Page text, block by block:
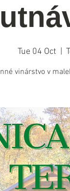
Tue 04 Oct
vinárstvo v